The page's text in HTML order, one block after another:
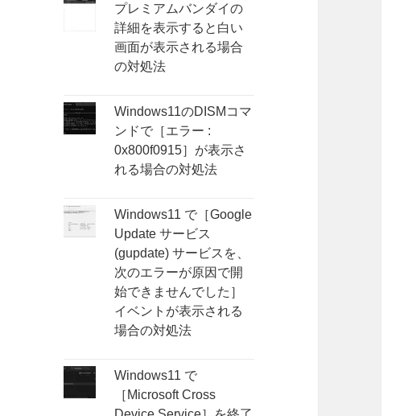
プレミアムバンダイの
詳細を表示すると白い
画面が表示される場合
の対処法
Windows11のDISMコマ
ンドで［エラー :
0x800f0915］が表示さ
れる場合の対処法
Windows11 で［Google
Update サービス
(gupdate) サービスを、
次のエラーが原因で開
始できませんでした］
イベントが表示される
場合の対処法
Windows11 で
［Microsoft Cross